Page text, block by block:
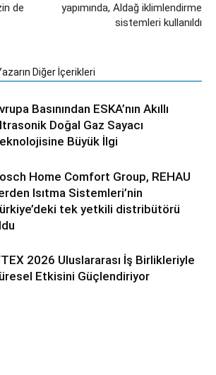
de
yapımında, Aldağ iklimlendirme
sistemleri kullanıldı
Diğer İçerikleri
Basınından ESKA’nın Akıllı
Doğal Gaz Sayacı
Büyük İlgi
Home Comfort Group, REHAU
Isıtma Sistemleri’nin
tek yetkili distribütörü
2026 Uluslararası İş Birlikleriyle
Etkisini Güçlendiriyor